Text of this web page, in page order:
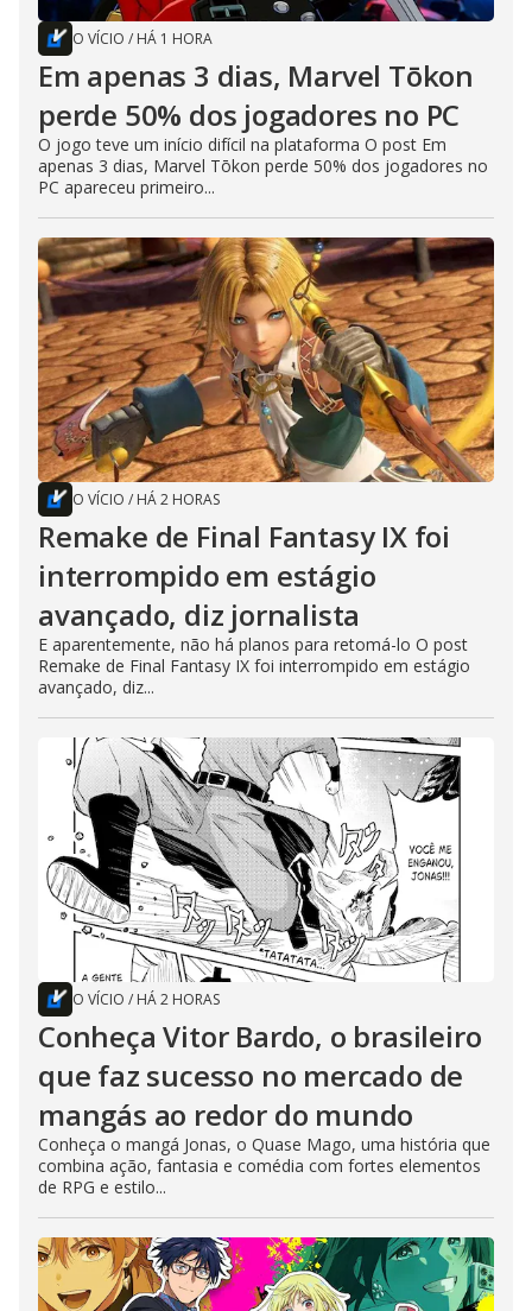
O VÍCIO / HÁ 1 HORA
Em apenas 3 dias, Marvel Tōkon
perde 50% dos jogadores no PC
O jogo teve um início difícil na plataforma O post Em
apenas 3 dias, Marvel Tōkon perde 50% dos jogadores no
PC apareceu primeiro...
O VÍCIO / HÁ 2 HORAS
Remake de Final Fantasy IX foi
interrompido em estágio
avançado, diz jornalista
E aparentemente, não há planos para retomá-lo O post
Remake de Final Fantasy IX foi interrompido em estágio
avançado, diz...
O VÍCIO / HÁ 2 HORAS
Conheça Vitor Bardo, o brasileiro
que faz sucesso no mercado de
mangás ao redor do mundo
Conheça o mangá Jonas, o Quase Mago, uma história que
combina ação, fantasia e comédia com fortes elementos
de RPG e estilo...